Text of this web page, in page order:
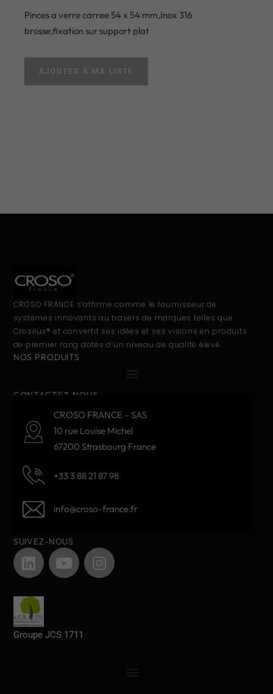
Pinces a verre carree 54 x 54 mm,Inox 316
brosse,fixation sur support plat
AJOUTER À MA LISTE
CROSO FRANCE s’affirme comme le fournisseur de
systèmes innovants au travers de marques telles que
Crosilux® et convertit ses idées et ses visions en produits
de premier rang dotés d’un niveau de qualité élevé.
NOS PRODUITS
CONTACTEZ-NOUS
CROSO FRANCE – SAS
10 rue Louise Michel
67200 Strasbourg France
+33 3 88 21 87 98
info@croso-france.fr
SUIVEZ-NOUS
Groupe JCS 1711